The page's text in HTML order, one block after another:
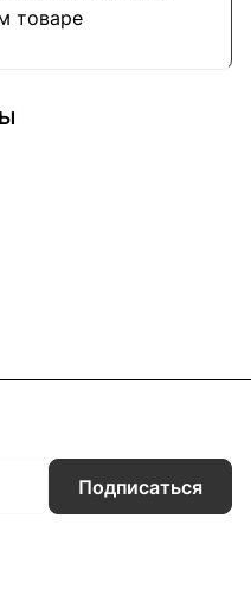
товаре
Подписаться